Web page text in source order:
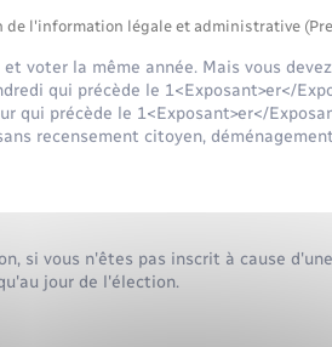
l'information légale et administrative
et voter la même année. Mais vous
qui précède le 1<Exposant>er</
qui précède le 1<Exposant>er</
recensement citoyen,
si vous n'êtes pas inscrit à cause
jour de l'élection.